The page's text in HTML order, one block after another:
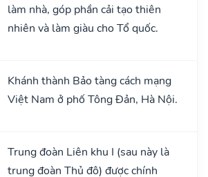
làm nhà, góp phần cải tạo thiên
nhiên và làm giàu cho Tổ quốc.
Khánh thành Bảo tàng cách mạng
Việt Nam ở phố Tông Đản, Hà Nội.
Trung đoàn Liên khu I (sau này là
trung đoàn Thủ đô) được chính